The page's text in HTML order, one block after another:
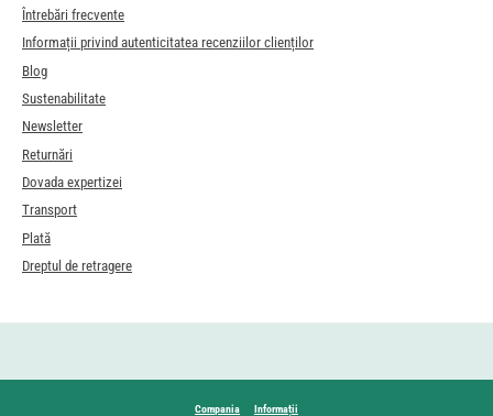
Întrebări frecvente
Informații privind autenticitatea recenziilor clienților
Blog
Sustenabilitate
Newsletter
Returnări
Dovada expertizei
Transport
Plată
Dreptul de retragere
Compania Informații